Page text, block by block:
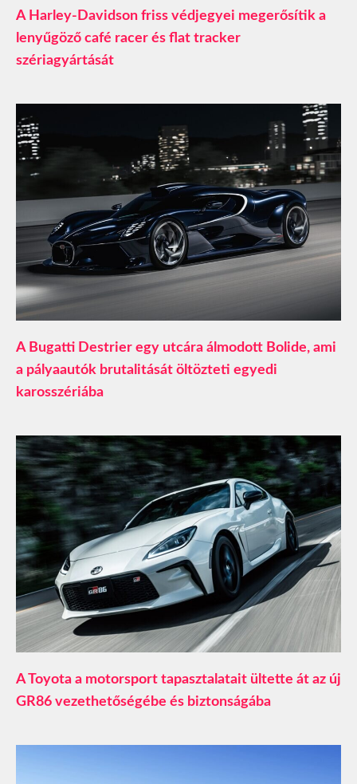
A Harley-Davidson friss védjegyei megerősítik a
lenyűgöző café racer és flat tracker
szériagyártását
A Bugatti Destrier egy utcára álmodott Bolide, ami
a pályaautók brutalitását öltözteti egyedi
karosszériába
A Toyota a motorsport tapasztalatait ültette át az új
GR86 vezethetőségébe és biztonságába